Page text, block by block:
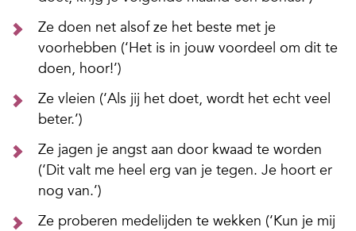
Ze doen net alsof ze het beste met je
voorhebben (‘Het is in jouw voordeel om dit te
doen, hoor!’)
Ze vleien (‘Als jij het doet, wordt het echt veel
beter.’)
Ze jagen je angst aan door kwaad te worden
(‘Dit valt me heel erg van je tegen. Je hoort er
nog van.’)
Ze proberen medelijden te wekken (‘Kun je mij